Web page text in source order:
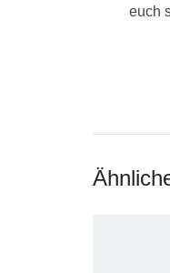
euch